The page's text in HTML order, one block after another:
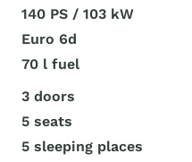
140 PS / 103 kW
Euro 6d
70 l fuel
3 doors
5 seats
5 sleeping places